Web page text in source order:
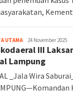
UTAMAAltarnews
24 November 2025
III
Lampung
_Jala Wira